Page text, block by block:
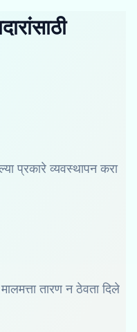
प्रकारे व्यवस्थापन करा
तारण न ठेवता दिले